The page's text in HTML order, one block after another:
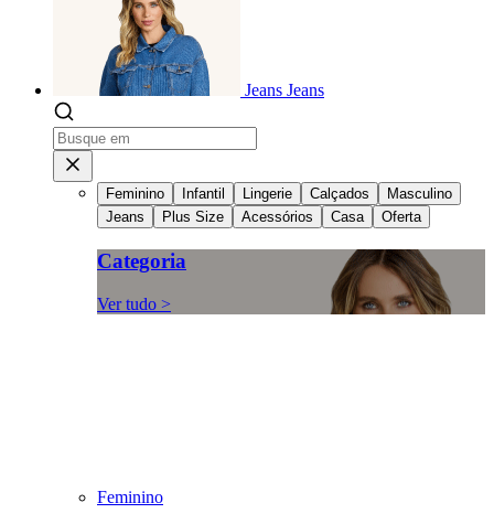
Jeans Jeans
Feminino Infantil Lingerie Calçados
Masculino
Jeans
Plus Size Acessórios Casa Oferta
Categoria
Ver tudo >
Feminino